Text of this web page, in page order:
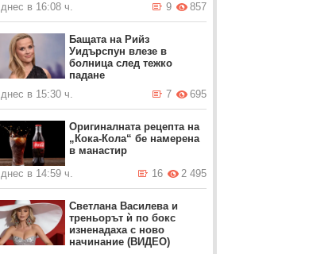
днес в 16:08 ч.
857
9
Бащата на Рийз
Уидърспун влезе в
болница след тежко
падане
днес в 15:30 ч.
695
7
Оригиналната рецепта на
„Кока-Кола“ бе намерена
в манастир
днес в 14:59 ч.
2 495
16
Светлана Василева и
треньорът ѝ по бокс
изненадаха с ново
начинание (ВИДЕО)